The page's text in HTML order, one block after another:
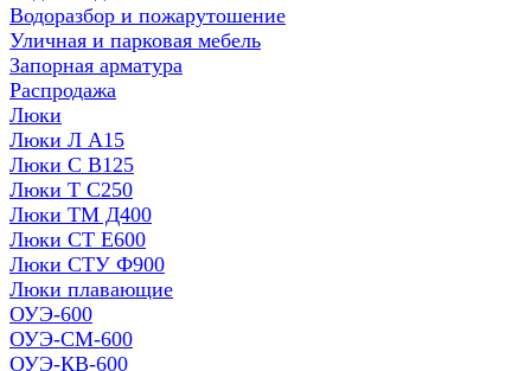
Водоразбор и пожарутошение
Уличная и парковая мебель
Запорная арматура
Распродажа
Люки
Люки Л А15
Люки С В125
Люки Т С250
Люки ТМ Д400
Люки СТ Е600
Люки СТУ Ф900
Люки плавающие
ОУЭ-600
ОУЭ-СМ-600
ОУЭ-КВ-600